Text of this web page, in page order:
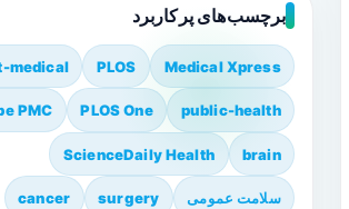
برچسب‌های پرکاربرد
Medical Xpress
PLOS
medical
public-health
PLOS One
PMC
brain
ScienceDaily Health
سلامت عمومی surgery
cancer